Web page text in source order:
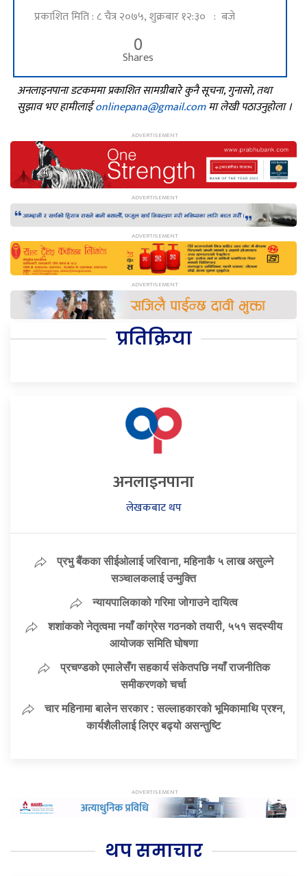
प्रकाशित मिति : ८ चैत्र २०७५, शुक्रबार १२:३० : बजे
0
Shares
अनलाइनपाना डटकममा प्रकाशित सामग्रीबारे कुनै सूचना, गुनासो, तथा
सुझाव भए हामीलाईonlinepana@gmail.comमा लेखी पठाउनुहोला ।
प्रतिक्रिया
अनलाइनपाना
लेखकबाट थप
प्रभु बैंकका सीईओलाई जरिवाना, महिनाकै ५ लाख असुल्ने
सञ्चालकलाई उन्मुक्ति
न्यायपालिकाको गरिमा जोगाउने दायित्व
शशांकको नेतृत्वमा नयाँ कांग्रेस गठनको तयारी, ५५१ सदस्यीय
आयोजक समिति घोषणा
प्रचण्डको एमालेसँग सहकार्य संकेतपछि नयाँ राजनीतिक
समीकरणको चर्चा
चार महिनामा बालेन सरकार : सल्लाहकारको भूमिकामाथि प्रश्न,
कार्यशैलीलाई लिएर बढ्यो असन्तुष्टि
थप समाचार